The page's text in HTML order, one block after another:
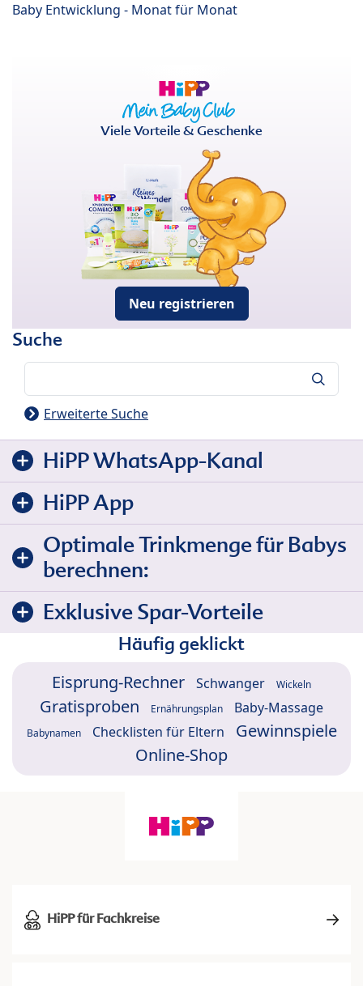
Baby Entwicklung - Monat für Monat
Viele Vorteile & Geschenke
Neu registrieren
Suche
Erweiterte Suche
HiPP WhatsApp-Kanal
HiPP App
Optimale Trinkmenge für Babys
berechnen:
Exklusive Spar-Vorteile
Häufig geklickt
Eisprung-Rechner Schwanger Wickeln
Gratisproben Ernährungsplan Baby-Massage
Babynamen Checklisten für Eltern
Gewinnspiele
Online-Shop
HiPP für Fachkreise